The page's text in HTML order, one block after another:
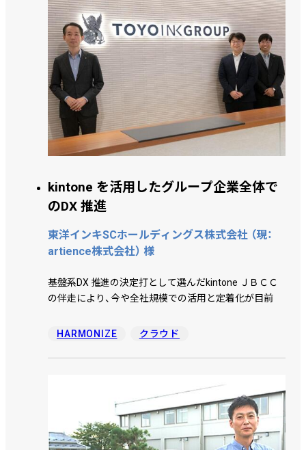
kintone を活用したグループ企業全体で
のDX 推進
東洋インキSCホールディングス株式会社 （現：
artience株式会社） 様
基盤系DX 推進の決定打として選んだkintone ＪＢＣＣ
の伴走により、今や全社規模での活用と定着化が目前
HARMONIZE クラウド